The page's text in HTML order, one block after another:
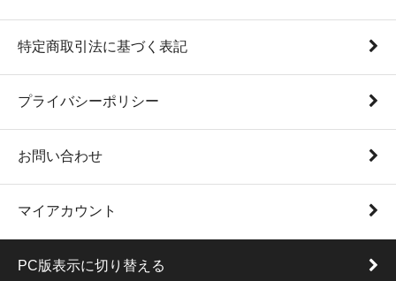
特定商取引法に基づく表記
プライバシーポリシー
お問い合わせ
マイアカウント
PC版表示に切り替える